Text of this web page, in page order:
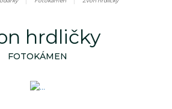
hrdličky
FOTOKÁMEN